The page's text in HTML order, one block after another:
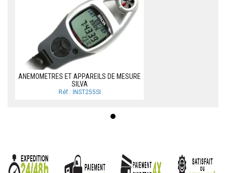
ANEMOMETRES ET APPAREILS DE MESURE
SILVA
Réf.: INST255SI